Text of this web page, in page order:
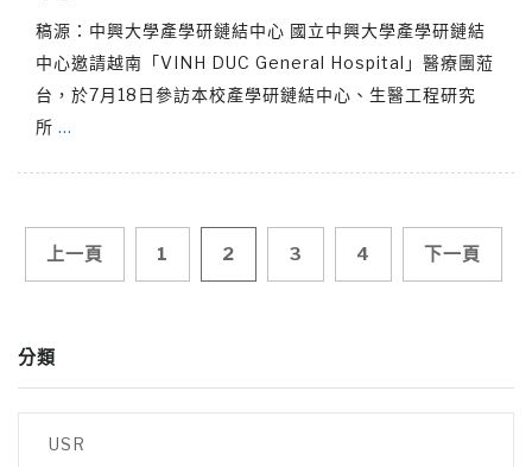
稿源：中興大學產學研鏈結中心 國立中興大學產學研鏈結
中心邀請越南「VINH DUC General Hospital」醫療團蒞
台，於7月18日參訪本校產學研鏈結中心、生醫工程研究
所 …
文
導
覽
上一頁 1 2 3 4 下一頁
分類
USR